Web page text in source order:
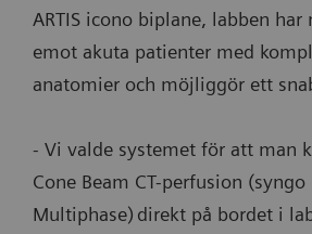
ARTIS icono biplane, labben
emot akuta patienter med
anatomier och möjliggör ett
- Vi valde systemet för att man
Cone Beam CT-perfusion (syngo
Multiphase) direkt på bordet i